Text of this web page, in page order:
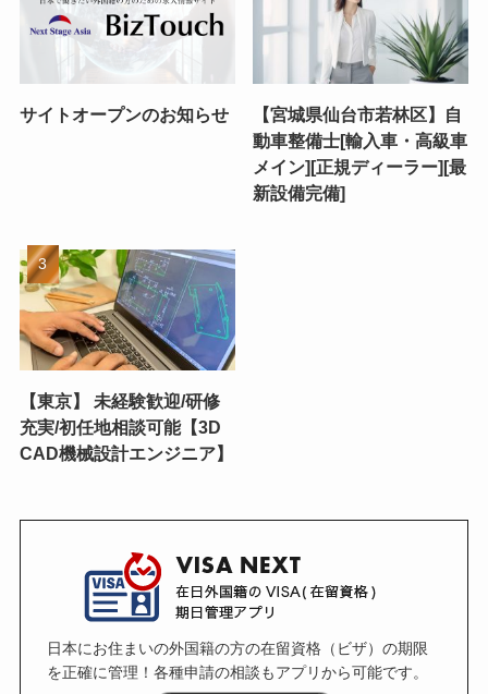
サイトオープンのお知らせ
【宮城県仙台市若林区】自
動車整備士[輸入車・高級車
メイン][正規ディーラー][最
新設備完備]
【東京】 未経験歓迎/研修
充実/初任地相談可能【3D
CAD機械設計エンジニア】
日本にお住まいの外国籍の方の在留資格（ビザ）の期限
を正確に管理！各種申請の相談もアプリから可能です。